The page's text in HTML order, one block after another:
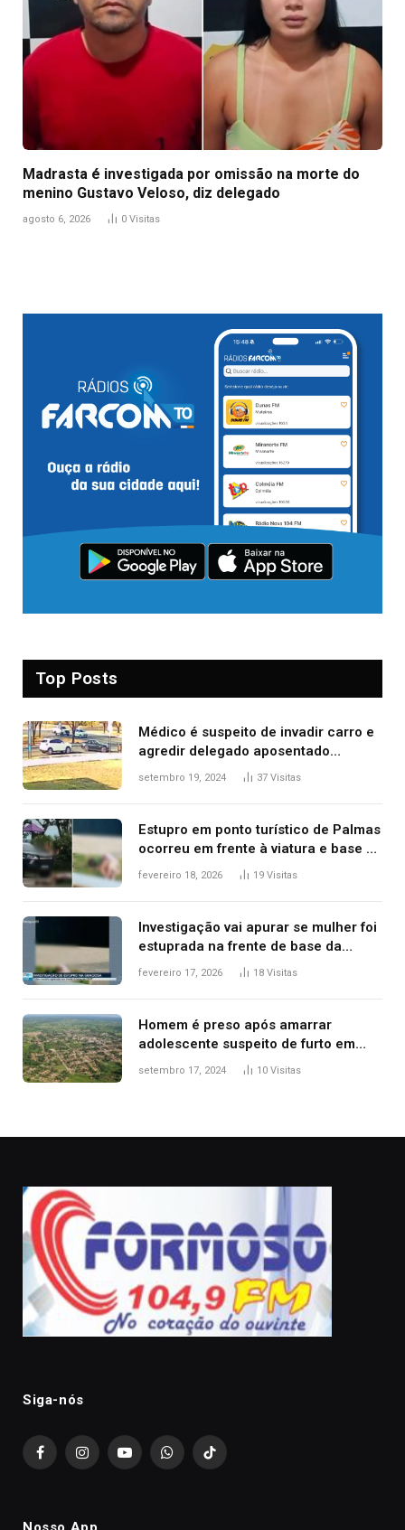
Madrasta é investigada por omissão na morte do
menino Gustavo Veloso, diz delegado
agosto 6, 2026 0 Visitas
Top Posts
Médico é suspeito de invadir carro e
agredir delegado aposentado
durante confusão no trânsito
setembro 19, 2024 37 Visitas
Estupro em ponto turístico de Palmas
ocorreu em frente à viatura e base de
segurança; polícia investiga
fevereiro 18, 2026 19 Visitas
Investigação vai apurar se mulher foi
estuprada na frente de base da
Guarda Metropolitana de Palmas, diz
fevereiro 17, 2026 18 Visitas
Homem é preso após amarrar
adolescente suspeito de furto em
estaca de cerca e agredi-lo
setembro 17, 2024 10 Visitas
Siga-nós
FacebookInstagramYouTubeWhatsAppTikTok